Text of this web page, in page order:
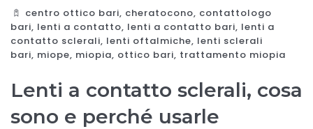
centro ottico bari, cheratocono, contattologo
bari, lenti a contatto, lenti a contatto bari, lenti a
contatto sclerali, lenti oftalmiche, lenti sclerali
bari, miope, miopia, ottico bari, trattamento miopia
Lenti a contatto sclerali, cosa
sono e perché usarle